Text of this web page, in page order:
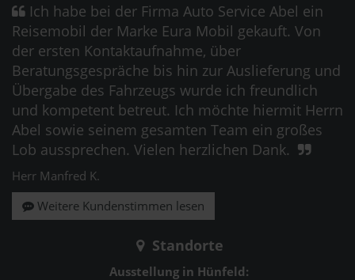
Ich habe bei der Firma Auto Service Abel ein
Reisemobil der Marke Eura Mobil gekauft. Von
der ersten Kontaktaufnahme, über
Beratungsgespräche bis hin zur Auslieferung und
Übergabe des Fahrzeugs wurde ich freundlich
und kompetent betreut. Ich möchte hiermit Herrn
Abel sowie seinem gesamten Team ein großes
Lob aussprechen. Vielen herzlichen Dank.
Herr Manfred K.
Weitere Kundenstimmen lesen
Standorte
Ausstellung in Hünfeld: